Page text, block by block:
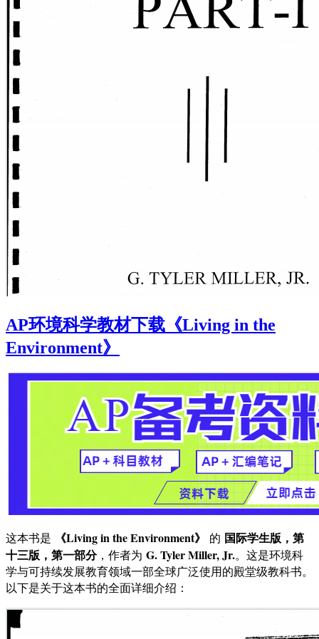
AP环境科学教材下载《Living in the
Environment》
这本书是 《Living in the Environment》 的 国际学生版，第
十三版，第一部分，作者为 G. Tyler Miller, Jr.。这是环境科
学与可持续发展教育领域一部全球广泛使用的殿堂级教科书。
以下是关于这本书的全面详细介绍：